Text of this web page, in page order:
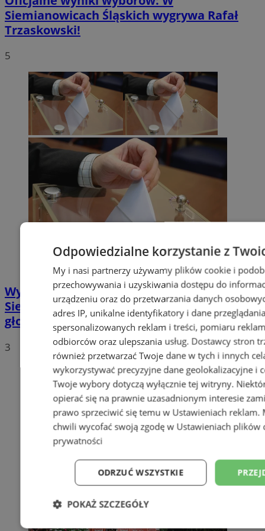
Siemianowicach Śląskich wygrywa Rafał
Trzaskowski!
5
Wybory Prezydenckie 2020: W
Siemianowicach Śląskich już policzono
głosy
3
Odpowiedzialne korzystanie z
My i nasi partnerzy używamy plików cookie i
przechowywania i uzyskiwania dostępu do
urządzeniu oraz do przetwarzania danych
adres IP, unikalne identyfikatory i dane
spersonalizowanych reklam i treści, pomiaru
odbiorców oraz ulepszania usług. Dostawcy stron
również przetwarzać Twoje dane w tych i innych
wykorzystywać precyzyjne dane geolokalizacyjne i
Twoje wybory dotyczą wyłącznie tej witryny.
opierać się na prawnie uzasadnionym interesie
prawo sprzeciwić się temu w Ustawieniach reklam.
chwili wycofać swoją zgodę w Ustawieniach plików
prywatności
ODRZUĆ WSZYSTKIE
POKAŻ SZCZEGÓŁY